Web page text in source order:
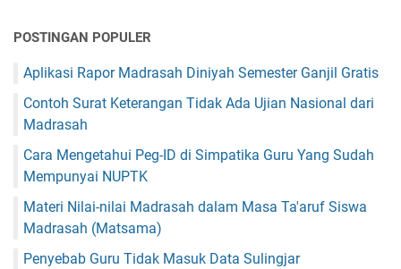
POSTINGAN POPULER
Aplikasi Rapor Madrasah Diniyah Semester Ganjil Gratis
Contoh Surat Keterangan Tidak Ada Ujian Nasional dari
Madrasah
Cara Mengetahui Peg-ID di Simpatika Guru Yang Sudah
Mempunyai NUPTK
Materi Nilai-nilai Madrasah dalam Masa Ta'aruf Siswa
Madrasah (Matsama)
Penyebab Guru Tidak Masuk Data Sulingjar